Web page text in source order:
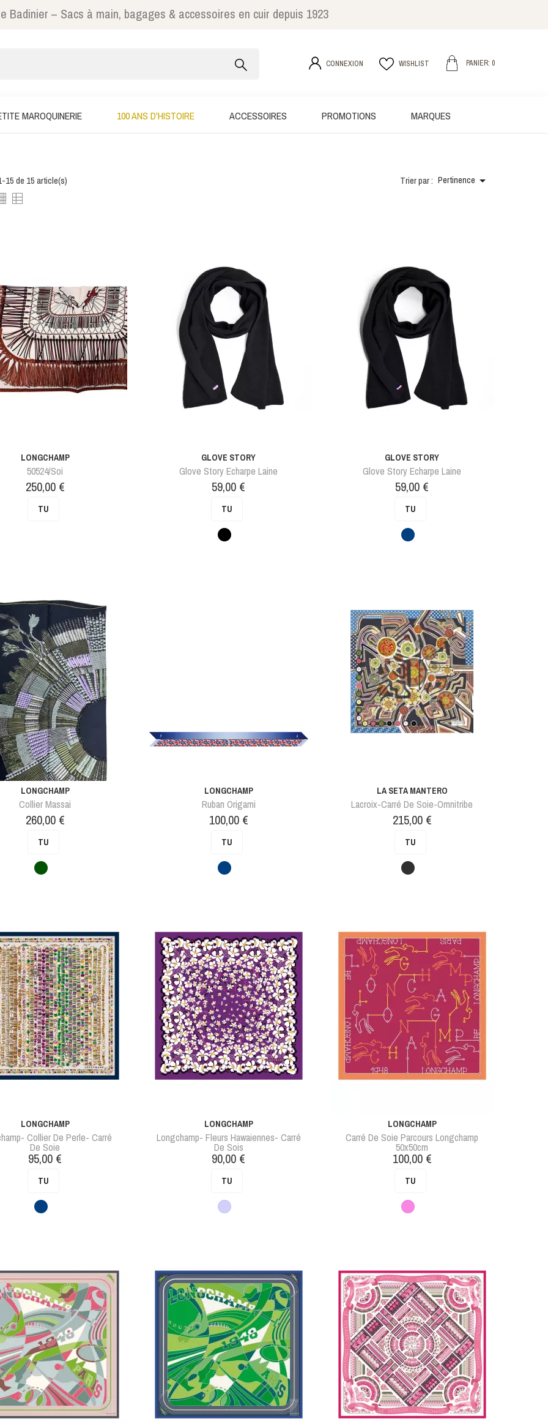
Badinier – Sacs à main, bagages & accessoires en cuir depuis 1923
CONNEXION WISHLIST PANIER: 0
MAROQUINERIE 100 ANS D'HISTOIRE ACCESSOIRES PROMOTIONS MARQUES
15 de 15 article(s) Trier par : Pertinence 
LONGCHAMP
50524/soi
Prix
250,00 €
TU
GLOVE STORY
Glove Story Echarpe Laine
Prix
59,00 €
TU
Noir
GLOVE STORY
Glove Story Echarpe Laine
Prix
59,00 €
TU
Bleu
LONGCHAMP
Collier Massai
Prix
260,00 €
TU
Vert
LONGCHAMP
Ruban Origami
Prix
100,00 €
TU
Bleu
LA SETA MANTERO
Lacroix-Carré De Soie-Omnitribe
Prix
215,00 €
TU
Anthracite
LONGCHAMP
Collier De Perle- Carré
De Soie
Prix
95,00 €
TU
Bleu
LONGCHAMP
Longchamp- Fleurs Hawaiennes- Carré
De Sois
Prix
90,00 €
TU
Violet
LONGCHAMP
Carré De Soie Parcours Longchamp
50x50cm
Prix
100,00 €
TU
Rose